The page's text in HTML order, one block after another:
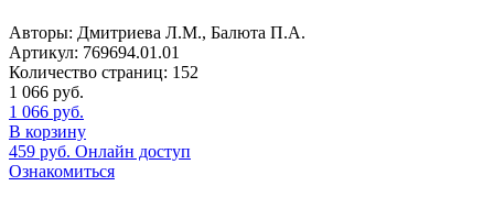
Авторы: Дмитриева Л.М., Балюта П.А.
Артикул: 769694.01.01
Количество страниц: 152
1 066 руб.
1 066 руб.
В корзину
459 руб. Онлайн доступ
Ознакомиться